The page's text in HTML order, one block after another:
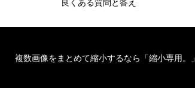
複数画像をまとめて縮小するなら「縮小専用。」